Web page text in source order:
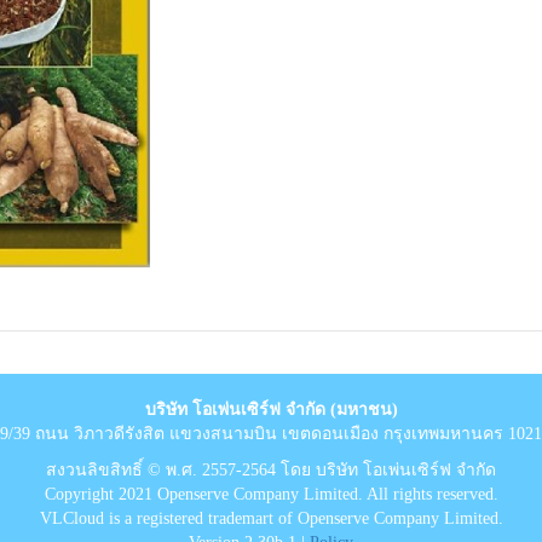
บริษัท โอเพ่นเซิร์ฟ จำกัด (มหาชน)
39 ถนน วิภาวดีรังสิต แขวงสนามบิน เขตดอนเมือง กรุงเทพมหานคร
สงวนลิขสิทธิ์ © พ.ศ. 2557-2564 โดย บริษัท โอเพ่นเซิร์ฟ จำกัด
Copyright 2021 Openserve Company Limited. All rights reserved.
VLCloud is a registered trademart of Openserve Company Limited.